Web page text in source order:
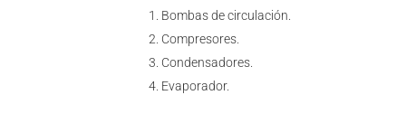
Bombas de circulación.
Compresores.
Condensadores.
Evaporador.